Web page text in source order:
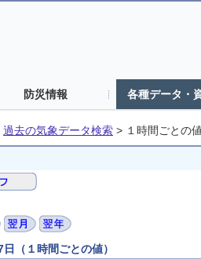
防災情報 各種データ・
過去の気象データ検索 > １時間ごとの
（１時間ごとの値）